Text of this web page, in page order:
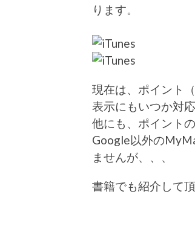
ります。
現在は、ポイント
表示にもいつか対
他にも、ポイント
Google以外の
ませんが、、、
書籍でも紹介して